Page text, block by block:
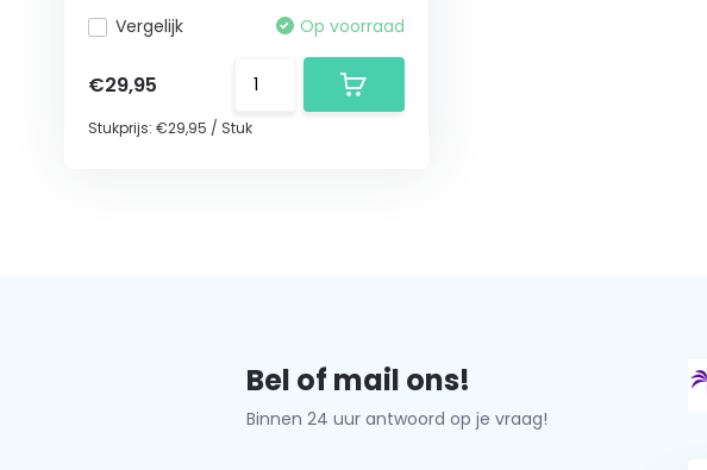
Vergelijk Op voorraad
€29,95
Stukprijs: €29,95 / Stuk
Bel of mail ons!
Binnen 24 uur antwoord op je vraag!